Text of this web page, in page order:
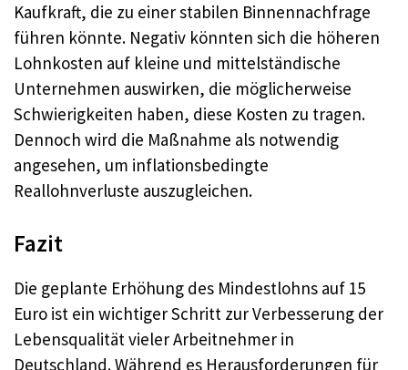
Kaufkraft, die zu einer stabilen Binnennachfrage
führen könnte. Negativ könnten sich die höheren
Lohnkosten auf kleine und mittelständische
Unternehmen auswirken, die möglicherweise
Schwierigkeiten haben, diese Kosten zu tragen.
Dennoch wird die Maßnahme als notwendig
angesehen, um inflationsbedingte
Reallohnverluste auszugleichen.
Fazit
Die geplante Erhöhung des Mindestlohns auf 15
Euro ist ein wichtiger Schritt zur Verbesserung der
Lebensqualität vieler Arbeitnehmer in
Deutschland. Während es Herausforderungen für